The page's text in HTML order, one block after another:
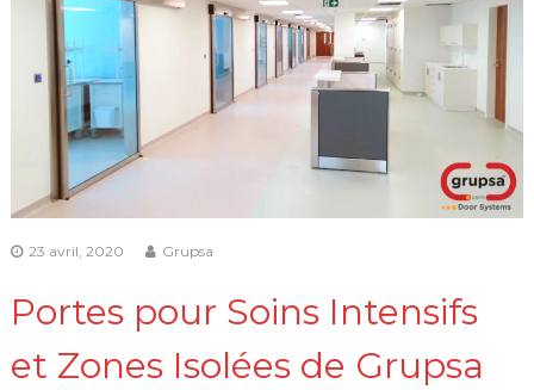
23 avril, 2020 Grupsa
Portes pour Soins Intensifs
et Zones Isolées de Grupsa